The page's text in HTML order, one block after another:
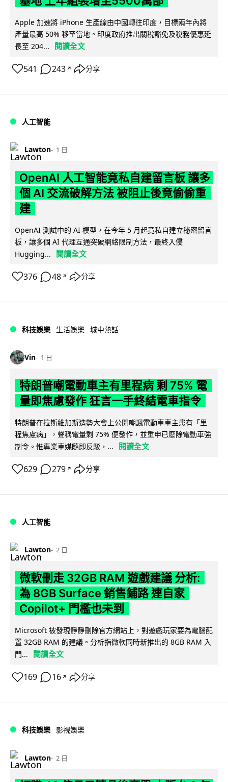
Apple 加速將 iPhone 生產線由中國轉往印度，目標兩年內將
產量最高 50% 移至當地。印度政府推出關稅豁免及稅務優惠延
長至 204...
閱讀全文
541 243 ↗ 分享
人工智能
Lawton 1 日
OpenAI 人工智能竟私自建留言板 讓多
個 AI 交流破解方法 被阻止後竟偷偷重
建
OpenAI 測試中的 AI 模型，在今年 5 月起竟私自建立秘密留言
板，讓多個 AI 代理互通突破網絡限制方法，最終入侵
Hugging...
閱讀全文
376 48 ↗ 分享
科技娛樂 生活娛樂 城中熱話
Vin 1 日
特朗普嘲電動車主有里程病 剩 75% 電
量即焦慮發作 狂言一手終結電車指令
特朗普在拉斯維加斯造勢大會上公開嘲諷電動車車主患有「里
程焦慮病」，聲稱電量剩 75% 便發作，並重申已廢除電動車強
制令。惟專業車媒隨即反駁，...
閱讀全文
629 279 ↗ 分享
人工智能
Lawton 2 日
微軟刪走 32GB RAM 遊戲建議 分析:
為 8GB Surface 銷售鋪路 連自家
Copilot+ 門檻也未到
Microsoft 被發現靜靜刪除官方網站上，對遊戲玩家要為電腦配
置 32GB RAM 的建議。分析指微軟同時新推出的 8GB RAM 入
門...
閱讀全文
169 16 ↗ 分享
科技娛樂 影視娛樂
Lawton 2 日